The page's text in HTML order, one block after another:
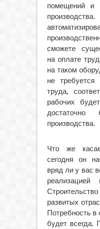
помещений и
сможете
на оплате
на таком
не требуется
труда,
рабочих
достаточно
производства.
Что же
сегодня он
вряд ли у вас
реализацией
развитых
Потребность в
будет всегда.